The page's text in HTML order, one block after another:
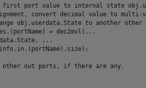
first port value to internal state
convert decimal value to
obj.userdata.State to another
= dec2mvl(
...
...
other out ports, if there are any.